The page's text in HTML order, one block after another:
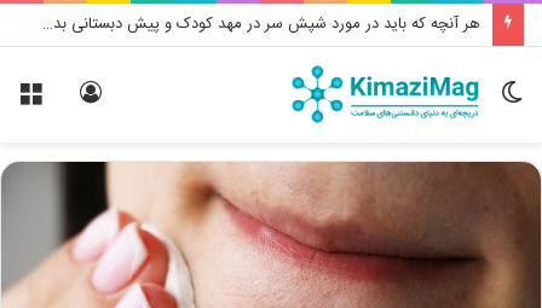
هر آنچه که باید در مورد شپش سر در مهد کودک و پیش دبستانی بدانید
تغییر